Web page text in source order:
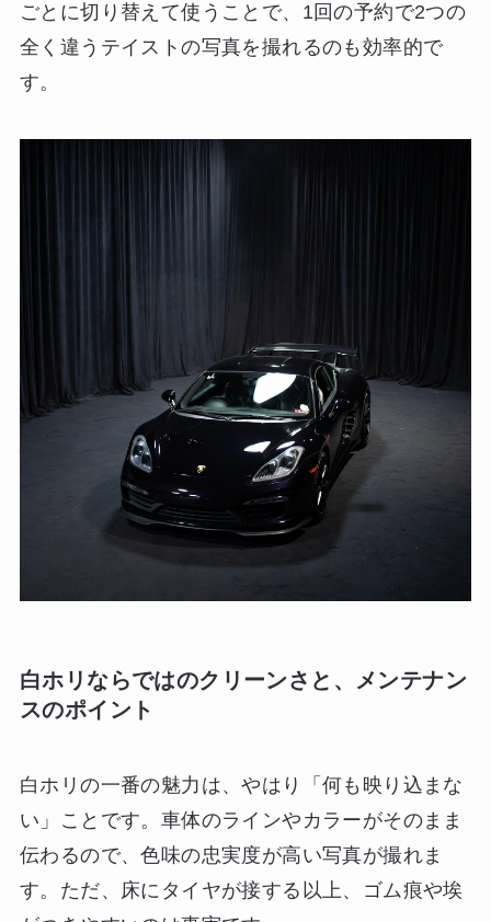
ごとに切り替えて使うことで、1回の予約で2つの
全く違うテイストの写真を撮れるのも効率的で
す。
白ホリならではのクリーンさと、メンテナン
スのポイント
白ホリの一番の魅力は、やはり「何も映り込まな
い」ことです。車体のラインやカラーがそのまま
伝わるので、色味の忠実度が高い写真が撮れま
す。ただ、床にタイヤが接する以上、ゴム痕や埃